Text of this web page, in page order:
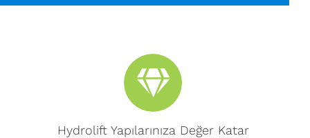
Hydrolift Yapılarınıza Değer Katar